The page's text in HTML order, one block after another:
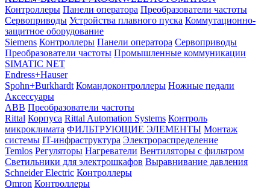
Контроллеры Панели оператора Преобразователи частоты
Сервоприводы Устройства плавного пуска Коммутационно-
защитное оборудование
Siemens Контроллеры Панели оператора Сервоприводы
Преобразователи частоты Промышленные коммуникации
SIMATIC NET
Endress+Hauser
Spohn+Burkhardt Командоконтроллеры Ножные педали
Аксессуары
ABB Преобразователи частоты
Rittal Корпуса Rittal Automation Systems Контроль
микроклимата ФИЛЬТРУЮЩИЕ ЭЛЕМЕНТЫ Монтаж
системы IT-инфраструктура Электрораспределение
Temlos Регуляторы Нагреватели Вентиляторы с фильтром
Светильники для электрошкафов Выравнивание давления
Schneider Electric Контроллеры
Omron Контроллеры